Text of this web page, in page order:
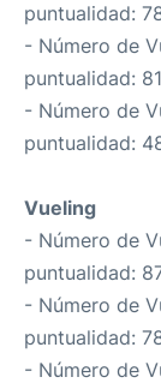
puntualidad:
- Número de
puntualidad:
- Número de
puntualidad:
Vueling
- Número de
puntualidad:
- Número de
puntualidad:
- Número de